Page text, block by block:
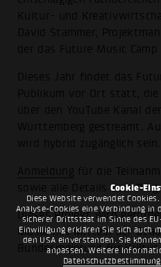
Cookie-
Diese Website verwendet
Analyse-Cookies eine Verbindung in
sicherer Drittstaat im Sinne des
Einwilligung erklären Sie sich auch
den USA einverstanden. Sie
anpassen. Weitere
Kultur- und
David Stammer,
der das Future Music Camp
Dieses Jahr findet das
Publikum vor Ort statt, die
über den YouTube Kanal
Württemberg gestreamt.
wird hybrid zugänglich sein.
Anmeldung für die
sowie alle Details zum
Dieses Projekt wird
Musik mit Mitteln der
Bundesregierung für